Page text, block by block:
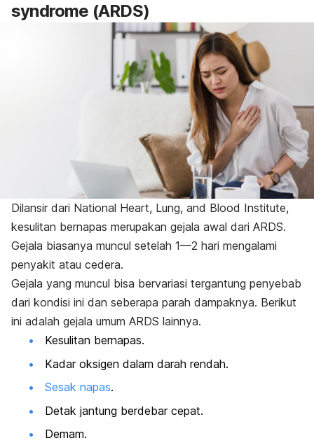
syndrome (ARDS)
Dilansir dari National Heart, Lung, and Blood Institute,
kesulitan bernapas merupakan gejala awal dari ARDS.
Gejala biasanya muncul setelah 1—2 hari mengalami
penyakit atau cedera.
Gejala yang muncul bisa bervariasi tergantung penyebab
dari kondisi ini dan seberapa parah dampaknya. Berikut
ini adalah gejala umum ARDS lainnya.
Kesulitan bernapas.
Kadar oksigen dalam darah rendah.
Sesak napas.
Detak jantung berdebar cepat.
Demam.